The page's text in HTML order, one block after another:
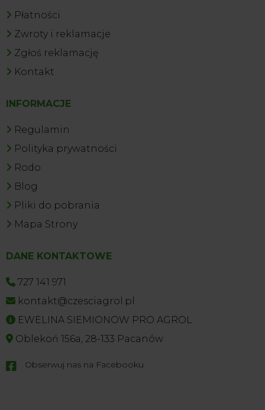
Płatności
Zwroty i reklamacje
Zgłoś reklamację
Kontakt
INFORMACJE
Regulamin
Polityka prywatności
Rodo
Blog
Pliki do pobrania
Mapa Strony
DANE KONTAKTOWE
727 141 971
kontakt@czesciagrol.pl
EWELINA SIEMIONOW PRO AGROL
Oblekoń 156a, 28-133 Pacanów
 Obserwuj nas na Facebooku